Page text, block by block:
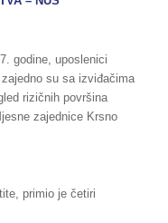
godine, uposlenici
su sa izviđačima
rizičnih površina
zajednice Krsno
primio je četiri